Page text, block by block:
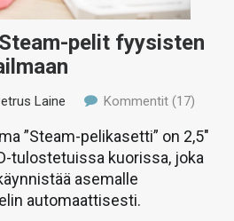
pelit fyysisten
Laine Kommentit (17)
”Steam-pelikasetti” on 2,5″
tulostetuissa kuorissa, joka
asemalle
automaattisesti.